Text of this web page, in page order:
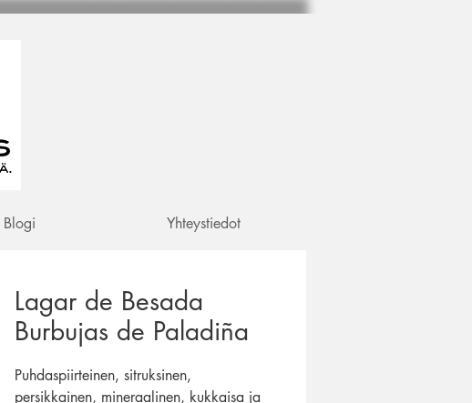
Blogi Yhteystiedot
Lagar de Besada
Burbujas de Paladiña
Puhdaspiirteinen, sitruksinen,
persikkainen, mineraalinen, kukkaisa ja